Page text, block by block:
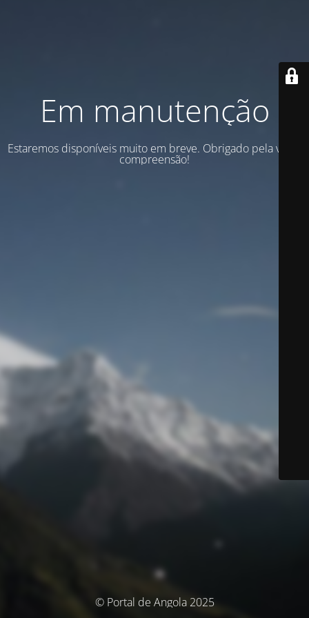
Em manutenção
Estaremos disponíveis muito em breve. Obrigado pela vossa
compreensão!
© Portal de Angola 2025